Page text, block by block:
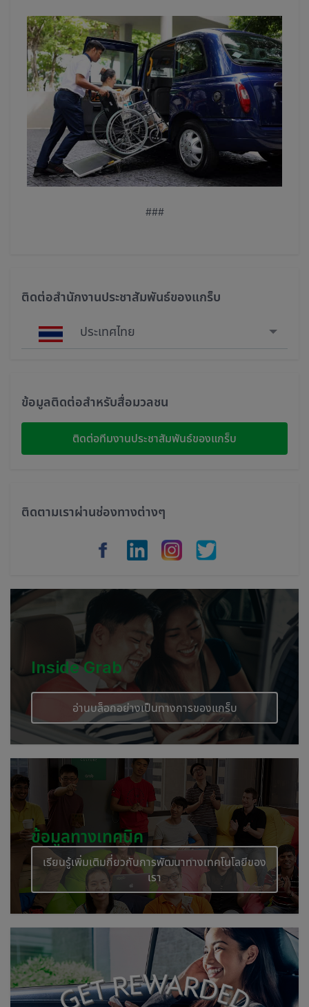
###
ติดต่อสำนักงานประชาสัมพันธ์ของแกร็บ
ประเทศไทย
Malaysia
Indonesia
Cambodia
ข้อมูลติดต่อสำหรับสื่อมวลชน
ติดต่อทีมงานประชาสัมพันธ์ของแกร็บ
ติดตามเราผ่านช่องทางต่างๆ
Inside Grab
อ่านบล็อกอย่างเป็นทางการของแกร็บ
ข้อมูลทางเทคนิค
เรียนรู้เพิ่มเติมกี่ยวกับการพัฒนาทางเทคโนโลยีของ
เรา